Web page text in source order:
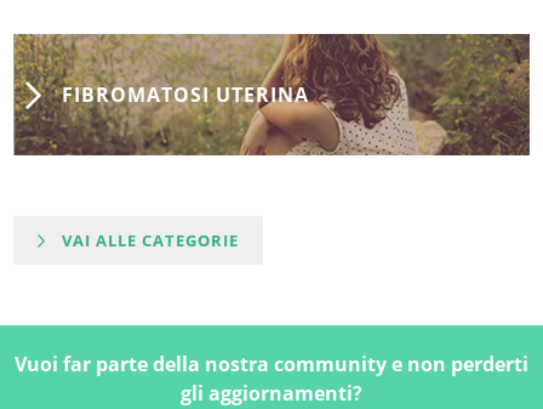
FIBROMATOSI UTERINA
VAI ALLE CATEGORIE
Vuoi far parte della nostra community e non perderti
gli aggiornamenti?